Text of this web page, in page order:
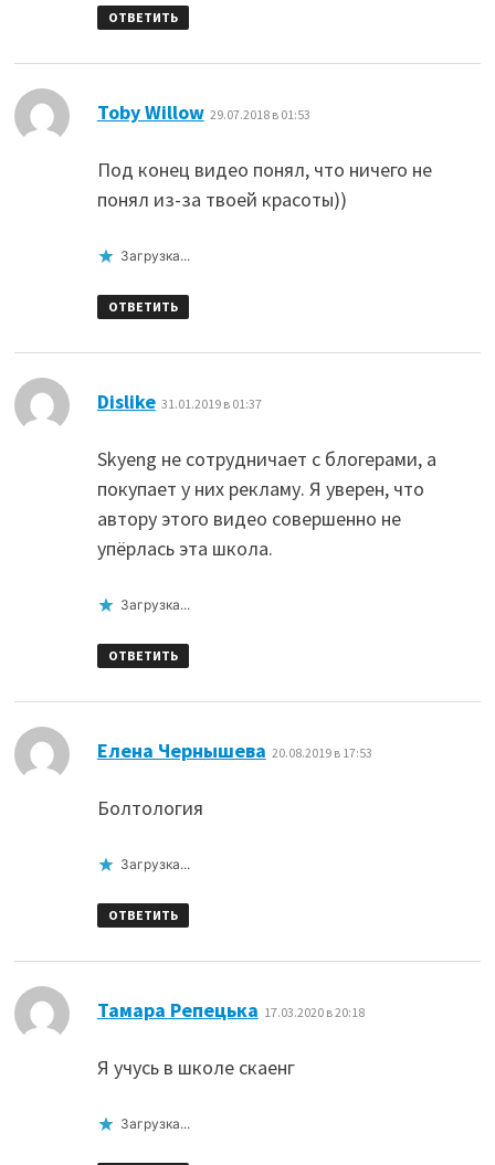
ОТВЕТИТЬ
Toby Willow: 29.07.2018 в 01:53
Под конец видео понял, что ничего не
понял из-за твоей красоты))
Загрузка...
ОТВЕТИТЬ
Dislike: 31.01.2019 в 01:37
Skyeng не сотрудничает с блогерами, а
покупает у них рекламу. Я уверен, что
автору этого видео совершенно не
упёрлась эта школа.
Загрузка...
ОТВЕТИТЬ
Елена Чернышева 20.08.2019 в 17:53
Болтология
Загрузка...
ОТВЕТИТЬ
Тамара Репецька 17.03.2020 в 20:18
Я учусь в школе скаенг
Загрузка...